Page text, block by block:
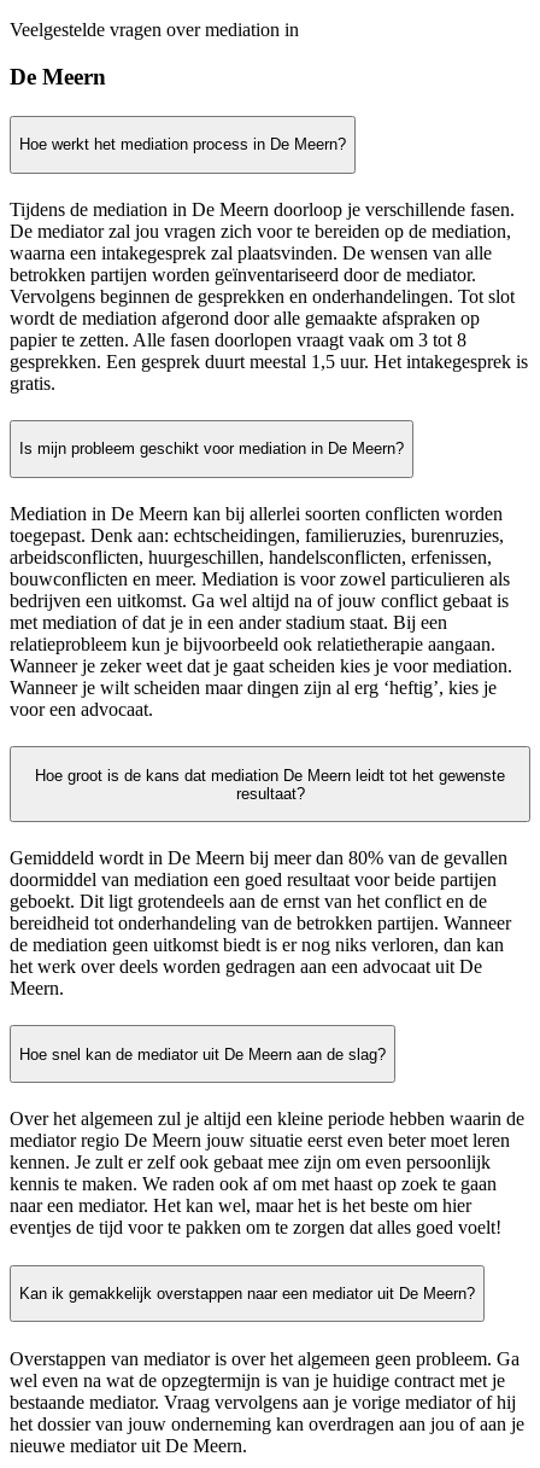
Veelgestelde vragen over mediation in
De Meern
Hoe werkt het mediation process in De Meern?
Tijdens de mediation in De Meern doorloop je verschillende fasen.
De mediator zal jou vragen zich voor te bereiden op de mediation,
waarna een intakegesprek zal plaatsvinden. De wensen van alle
betrokken partijen worden geïnventariseerd door de mediator.
Vervolgens beginnen de gesprekken en onderhandelingen. Tot slot
wordt de mediation afgerond door alle gemaakte afspraken op
papier te zetten. Alle fasen doorlopen vraagt vaak om 3 tot 8
gesprekken. Een gesprek duurt meestal 1,5 uur. Het intakegesprek is
gratis.
Is mijn probleem geschikt voor mediation in De Meern?
Mediation in De Meern kan bij allerlei soorten conflicten worden
toegepast. Denk aan: echtscheidingen, familieruzies, burenruzies,
arbeidsconflicten, huurgeschillen, handelsconflicten, erfenissen,
bouwconflicten en meer. Mediation is voor zowel particulieren als
bedrijven een uitkomst. Ga wel altijd na of jouw conflict gebaat is
met mediation of dat je in een ander stadium staat. Bij een
relatieprobleem kun je bijvoorbeeld ook relatietherapie aangaan.
Wanneer je zeker weet dat je gaat scheiden kies je voor mediation.
Wanneer je wilt scheiden maar dingen zijn al erg ‘heftig’, kies je
voor een advocaat.
Hoe groot is de kans dat mediation De Meern leidt tot het gewenste
resultaat?
Gemiddeld wordt in De Meern bij meer dan 80% van de gevallen
doormiddel van mediation een goed resultaat voor beide partijen
geboekt. Dit ligt grotendeels aan de ernst van het conflict en de
bereidheid tot onderhandeling van de betrokken partijen. Wanneer
de mediation geen uitkomst biedt is er nog niks verloren, dan kan
het werk over deels worden gedragen aan een advocaat uit De
Meern.
Hoe snel kan de mediator uit De Meern aan de slag?
Over het algemeen zul je altijd een kleine periode hebben waarin de
mediator regio De Meern jouw situatie eerst even beter moet leren
kennen. Je zult er zelf ook gebaat mee zijn om even persoonlijk
kennis te maken. We raden ook af om met haast op zoek te gaan
naar een mediator. Het kan wel, maar het is het beste om hier
eventjes de tijd voor te pakken om te zorgen dat alles goed voelt!
Kan ik gemakkelijk overstappen naar een mediator uit De Meern?
Overstappen van mediator is over het algemeen geen probleem. Ga
wel even na wat de opzegtermijn is van je huidige contract met je
bestaande mediator. Vraag vervolgens aan je vorige mediator of hij
het dossier van jouw onderneming kan overdragen aan jou of aan je
nieuwe mediator uit De Meern.